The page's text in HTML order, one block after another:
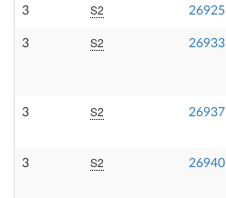
3 S2 26925
3 S2 26933
3 S2 26937
3 S2 26940